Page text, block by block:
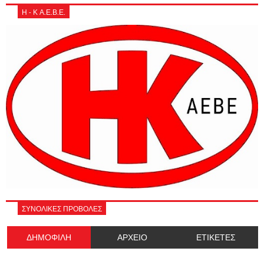
Η - Κ Α.Ε.Β.Ε.
ΣΥΝΟΛΙΚΕΣ ΠΡΟΒΟΛΕΣ
ΔΗΜΟΦΙΛΗ ΑΡΧΕΙΟ ΕΤΙΚΕΤΕΣ